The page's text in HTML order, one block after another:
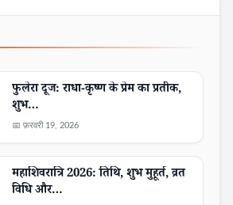
फुलेरा दूज: राधा-कृष्ण के प्रेम का प्रतीक,
शुभ…
📅 फ़रवरी 19, 2026
महाशिवरात्रि 2026: तिथि, शुभ मुहूर्त, व्रत
विधि और…